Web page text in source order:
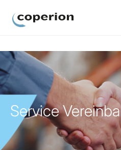
Service